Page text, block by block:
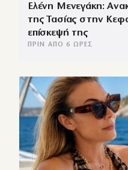
Ελένη Μενεγάκη:
της Τασίας στην
επίσκεψή της
ΠΡΙΝ ΑΠΌ 6 ΏΡΕΣ